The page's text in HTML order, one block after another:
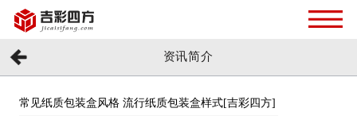
资讯简介
常见纸质包装盒风格 流行纸质包装盒样式[吉彩四方]